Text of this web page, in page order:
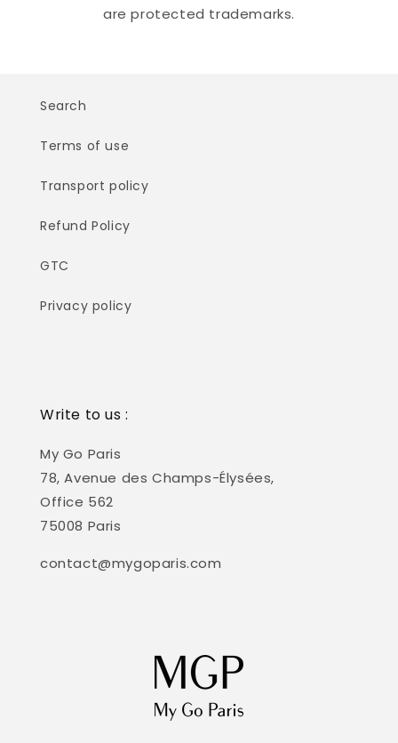
are protected trademarks.
Search
Terms of use
Transport policy
Refund Policy
GTC
Privacy policy
Write to us :
My Go Paris
78, Avenue des Champs-Élysées,
Office 562
75008 Paris
contact@mygoparis.com